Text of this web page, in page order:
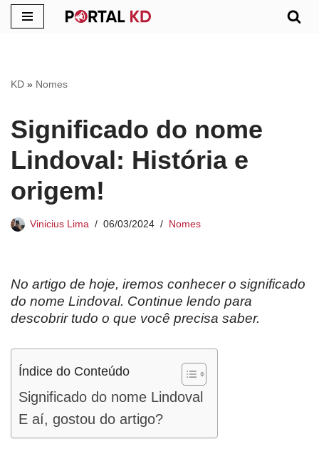
conteúdo
KD » Nomes
Significado do nome
Lindoval: História e
origem!
Vinicius Lima 06/03/2024 Nomes
No artigo de hoje, iremos conhecer o significado
do nome Lindoval. Continue lendo para
descobrir tudo o que você precisa saber.
Índice do Conteúdo
Significado do nome Lindoval
E aí, gostou do artigo?